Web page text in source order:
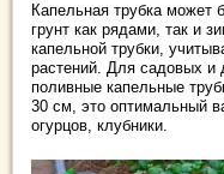
Капельная трубка
грунт как рядами, так и
капельной трубки,
растений. Для садовых и
поливные капельные
30 см, это оптимальный
огурцов, клубники.